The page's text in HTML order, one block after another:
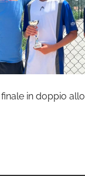
finale in doppio